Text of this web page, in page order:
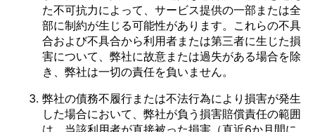
た不可抗力によって、サービス提供の一部または全
部に制約が生じる可能性があります。これらの不具
合および不具合から利用者または第三者に生じた損
害について、弊社に故意または過失がある場合を除
き、弊社は一切の責任を負いません。
弊社の債務不履行または不法行為により損害が発生
した場合において、弊社が負う損害賠償責任の範囲
は、当該利用者が直接被った損害（直近6か月間に